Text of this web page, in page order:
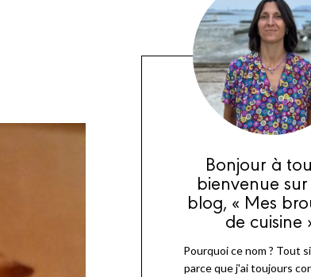
Bonjour à
bienvenue
blog, « Mes
de cuisine
Pourquoi ce nom ? Tout
parce que j'ai toujours